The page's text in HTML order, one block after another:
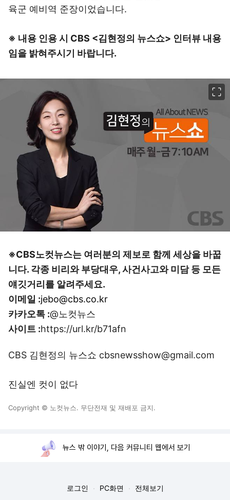
육군 예비역 준장이었습니다.
※ 내용 인용 시 CBS <김현정의 뉴스쇼> 인터뷰 내용
임을 밝혀주시기 바랍니다.
※CBS노컷뉴스는 여러분의 제보로 함께 세상을 바꿉
니다. 각종 비리와 부당대우, 사건사고와 미담 등 모든
얘깃거리를 알려주세요.
이메일 :jebo@cbs.co.kr
카카오톡 :@노컷뉴스
사이트 :https://url.kr/b71afn
CBS 김현정의 뉴스쇼 cbsnewsshow@gmail.com
진실엔 컷이 없다
Copyright © 노컷뉴스. 무단전재 및 재배포 금지.
뉴스 밖 이야기, 다음 커뮤니티 웹에서 보기
로그인 PC화면 전체보기